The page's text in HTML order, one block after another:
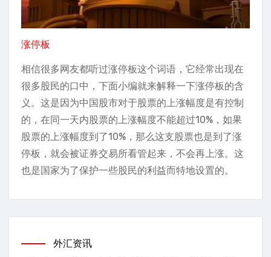
涨停板
相信很多网友都听过涨停板这个词语，它经常出现在
很多股民的口中，下面小编就来解释一下涨停板的含
义。这是因为中国股市对于股票的上涨幅度是有控制
的，在同一天内股票的上涨幅度不能超过10%，如果
股票的上涨幅度到了10%，那么这支股票也是到了涨
停板，就会被证券交易所看管起来，不会再上涨。这
也是国家为了保护一些股民的利益而特地设置的。
外汇资讯